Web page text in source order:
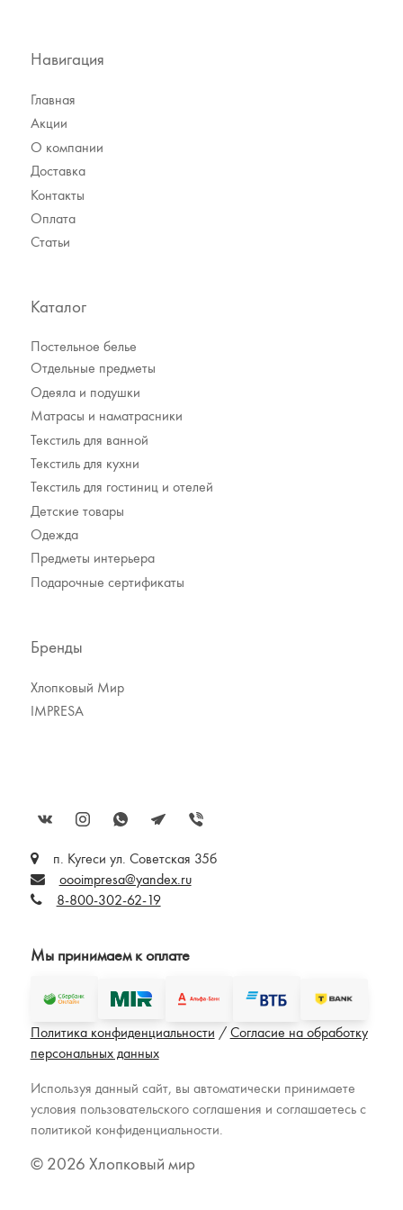
Акции
О компании
Доставка
Оплата
Навигация
Главная
Акции
О компании
Доставка
Контакты
Оплата
Статьи
Каталог
Постельное белье
Отдельные предметы
Одеяла и подушки
Матрасы и наматрасники
Текстиль для ванной
Текстиль для кухни
Текстиль для гостиниц и отелей
Детские товары
Одежда
Предметы интерьера
Подарочные сертификаты
Бренды
Хлопковый Мир
IMPRESA
Политика конфиденциальности /Согласие на обработку
персональных данных
Используя данный сайт, вы автоматически принимаете
условия пользовательского соглашения и соглашаетесь с
политикой конфиденциальности.
© 2026 Хлопковый мир
п. Кугеси ул. Советская 35б
oooimpresa@yandex.ru
8-800-302-62-19
Мы принимаем к оплате